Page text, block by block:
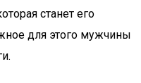
станет его
для этого мужчины